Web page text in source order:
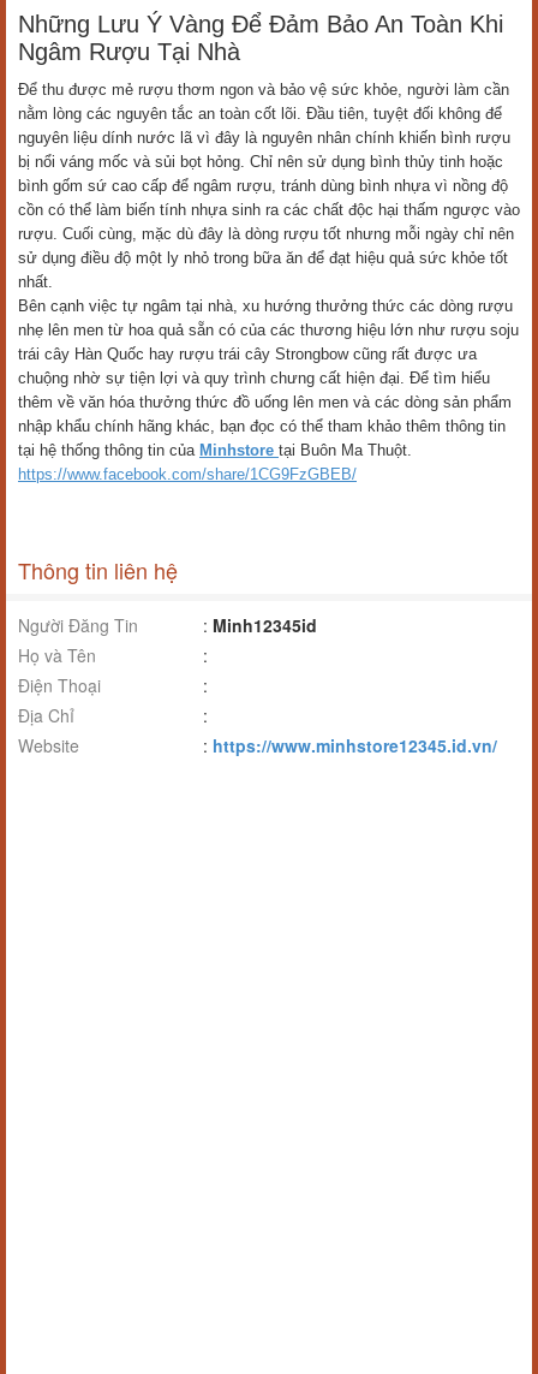
Những Lưu Ý Vàng Để Đảm Bảo An Toàn Khi
Ngâm Rượu Tại Nhà
Để thu được mẻ rượu thơm ngon và bảo vệ sức khỏe, người làm cần
nằm lòng các nguyên tắc an toàn cốt lõi. Đầu tiên, tuyệt đối không để
nguyên liệu dính nước lã vì đây là nguyên nhân chính khiến bình rượu
bị nổi váng mốc và sủi bọt hỏng. Chỉ nên sử dụng bình thủy tinh hoặc
bình gốm sứ cao cấp để ngâm rượu, tránh dùng bình nhựa vì nồng độ
cồn có thể làm biến tính nhựa sinh ra các chất độc hại thấm ngược vào
rượu. Cuối cùng, mặc dù đây là dòng rượu tốt nhưng mỗi ngày chỉ nên
sử dụng điều độ một ly nhỏ trong bữa ăn để đạt hiệu quả sức khỏe tốt
nhất.
Bên cạnh việc tự ngâm tại nhà, xu hướng thưởng thức các dòng rượu
nhẹ lên men từ hoa quả sẵn có của các thương hiệu lớn như rượu soju
trái cây Hàn Quốc hay rượu trái cây Strongbowcũng rất được ưa
chuộng nhờ sự tiện lợi và quy trình chưng cất hiện đại. Để tìm hiểu
thêm về văn hóa thưởng thức đồ uống lên men và các dòng sản phẩm
nhập khẩu chính hãng khác, bạn đọc có thể tham khảo thêm thông tin
tại hệ thống thông tin của Minhstore tại Buôn Ma Thuột.
https://www.facebook.com/share/1CG9FzGBEB/
Thông tin liên hệ
Người Đăng Tin : Minh12345id
Họ và Tên
:
Điện Thoại
:
Địa Chỉ
:
Website
: https://www.minhstore12345.id.vn/